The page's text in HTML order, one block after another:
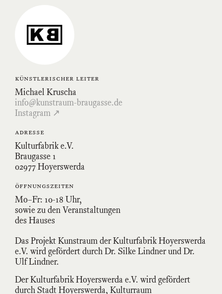
Kunstraum-
Braugasse-
künstlerischer leiter
Michael Kruscha
info@kunstraum-braugasse.de
Instagram ↗
adresse
Kulturfabrik e.V.
Braugasse 1
02977 Hoyerswerda
öffnungszeiten
Mo–Fr: 10-18 Uhr,
sowie zu den Veranstaltungen
des Hauses
Das Projekt Kunstraum der Kulturfabrik Hoyerswerda
e.V. wird gefördert durch Dr. Silke Lindner und Dr.
Ulf Lindner.
Der Kulturfabrik Hoyerswerda e.V. wird gefördert
durch Stadt Hoyerswerda, Kulturraum